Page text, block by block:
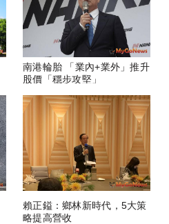
南港輪胎 「業內+業外」推升
股價「穩步攻堅」
賴正鎰：鄉林新時代，5大策
略提高營收